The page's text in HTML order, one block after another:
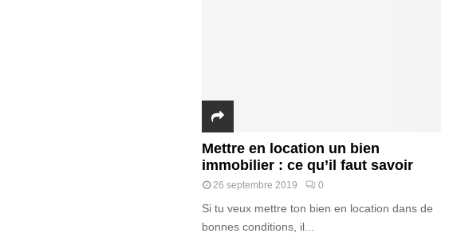
Mettre en location un bien
immobilier : ce qu’il faut savoir
26 septembre 2019 0
Si tu veux mettre ton bien en location dans de
bonnes conditions, il...